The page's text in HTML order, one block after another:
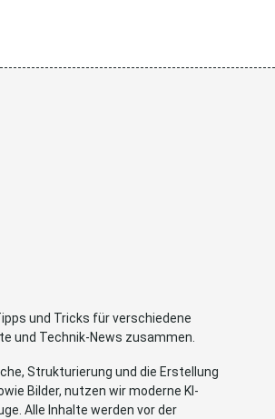
und Tricks für verschiedene
und Technik-News zusammen.
Strukturierung und die Erstellung
Bilder, nutzen wir moderne KI-
Alle Inhalte werden vor der